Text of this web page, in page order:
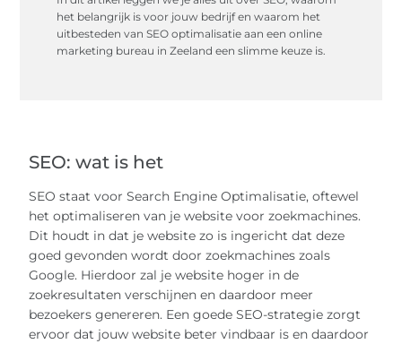
het belangrijk is voor jouw bedrijf en waarom het
uitbesteden van SEO optimalisatie aan een online
marketing bureau in Zeeland een slimme keuze is.
SEO: wat is het
SEO staat voor Search Engine Optimalisatie, oftewel
het optimaliseren van je website voor zoekmachines.
Dit houdt in dat je website zo is ingericht dat deze
goed gevonden wordt door zoekmachines zoals
Google. Hierdoor zal je website hoger in de
zoekresultaten verschijnen en daardoor meer
bezoekers genereren. Een goede SEO-strategie zorgt
ervoor dat jouw website beter vindbaar is en daardoor